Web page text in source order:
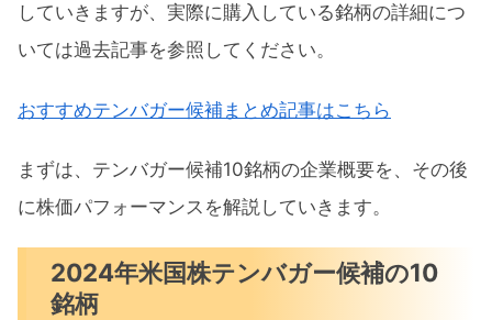
DOCS（ドクシミティ）チャート分析
RIVN（リビアン）チャート分析
DDOG（データドッグ）チャート分析
2024年8月テンバガー候補のパフォーマン
スまとめ
していきますが、実際に購入している銘柄の詳細につ
いては過去記事を参照してください。
おすすめテンバガー候補まとめ記事はこちら
まずは、テンバガー候補10銘柄の企業概要を、その後
に株価パフォーマンスを解説していきます。
2024年米国株テンバガー候補の10
銘柄